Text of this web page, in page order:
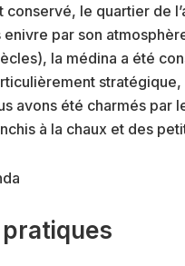
conservé, le quartier de
enivre par son
la médina a été
avons été charmés par
à la chaux et des